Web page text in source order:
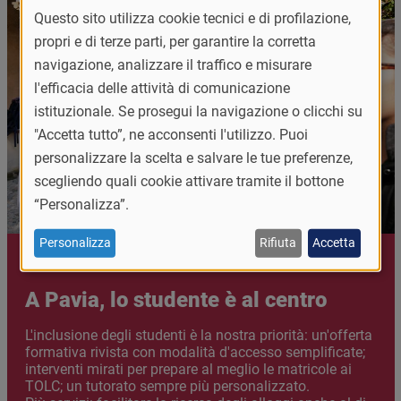
A Pavia, lo studente è al centro
Abstract
L'inclusione degli studenti è la nostra priorità: un'offerta
formativa rivista con modalità d'accesso semplificate;
interventi mirati per prepare al meglio le matricole ai
TOLC; un tutorato sempre più personalizzato.
Questo sito utilizza cookie tecnici e di profilazione,
propri e di terze parti, per garantire la corretta
navigazione, analizzare il traffico e misurare
l'efficacia delle attività di comunicazione
istituzionale. Se prosegui la navigazione o clicchi su
"Accetta tutto”, ne acconsenti l'utilizzo. Puoi
personalizzare la scelta e salvare le tue preferenze,
scegliendo quali cookie attivare tramite il bottone
“Personalizza”.
Personalizza Rifiuta Accetta